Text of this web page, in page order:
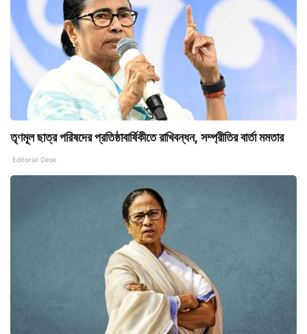
তৃণমূল ছাত্র পরিষদের প্রতিষ্ঠাবার্ষিকীতে রাখিবন্ধন, সম্প্রীতির বার্তা মমতার
Editorial Desk